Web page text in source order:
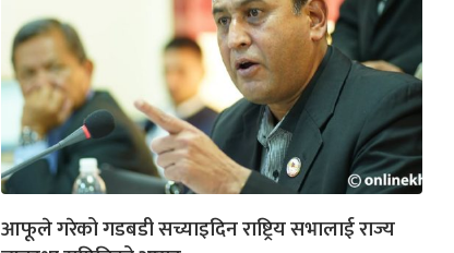
आफूले गरेको गडबडी सच्याइदिन राष्ट्रिय सभालाई राज्य